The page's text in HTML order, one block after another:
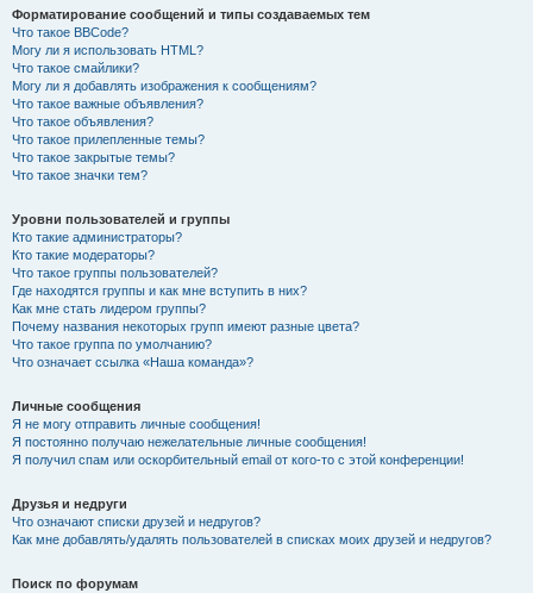
Форматирование сообщений и типы создаваемых тем
Что такое BBCode?
Могу ли я использовать HTML?
Что такое смайлики?
Могу ли я добавлять изображения к сообщениям?
Что такое важные объявления?
Что такое объявления?
Что такое прилепленные темы?
Что такое закрытые темы?
Что такое значки тем?
Уровни пользователей и группы
Кто такие администраторы?
Кто такие модераторы?
Что такое группы пользователей?
Где находятся группы и как мне вступить в них?
Как мне стать лидером группы?
Почему названия некоторых групп имеют разные цвета?
Что такое группа по умолчанию?
Что означает ссылка «Наша команда»?
Личные сообщения
Я не могу отправить личные сообщения!
Я постоянно получаю нежелательные личные сообщения!
Я получил спам или оскорбительный email от кого-то с этой конференции!
Друзья и недруги
Что означают списки друзей и недругов?
Как мне добавлять/удалять пользователей в списках моих друзей и недругов?
Поиск по форумам